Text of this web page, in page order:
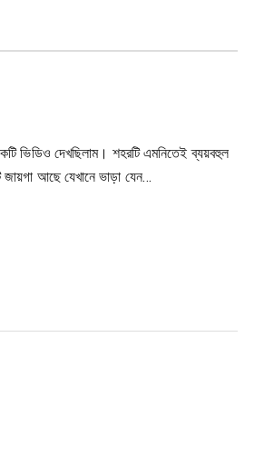
ভিডিও দেখছিলাম। শহরটি এমনিতেই ব্যয়বহুল
আছে যেখানে ভাড়া যেন…